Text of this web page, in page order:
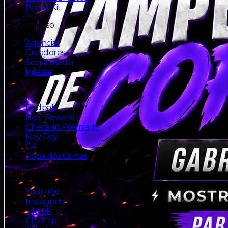
Brand Kit
Casos de uso
Agencias
Creadores
Social media
Iglesias
Cases
Podpah
Real Rewards
Check-in Premiado
Ney Day
G4
Copa dos Cortes
Nuestras Redes
Youtube
Instagram
TikTok
ClipMap